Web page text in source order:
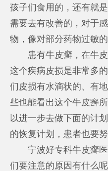
孩子们食用的，还有就
需要去有改善的，对于
物，像对部分药物过敏的
患有牛皮癣，在牛皮
这个疾病皮损是非常多
们皮损有水滴状的、有
些也能看出这个牛皮癣
以进一步去做下面的计
的恢复计划，患者也要
宁波好专科牛皮癣医
们要注意的原因有什么